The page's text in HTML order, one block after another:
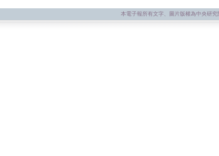
本電子報所有文字、圖片版權為中央研